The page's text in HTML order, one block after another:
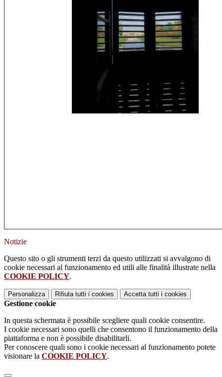
Notizie
Questo sito o gli strumenti terzi da questo utilizzati si avvalgono di
cookie necessari al funzionamento ed utili alle finalità illustrate nella
COOKIE POLICY.
Personalizza Rifiuta tutti i cookies Accetta tutti i cookies
Gestione cookie
In questa schermata è possibile scegliere quali cookie consentire.
I cookie necessari sono quelli che consentono il funzionamento della
piattaforma e non è possibile disabilitarli.
Per conoscere quali sono i cookie necessari al funzionamento potete
visionare la COOKIE POLICY.